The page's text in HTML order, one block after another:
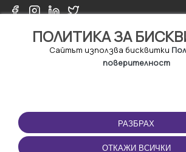
ПОЛИТИКА ЗА
Сайтът използва бисквитки
поверителност
РАЗБРАХ
ОТКАЖИ ВСИЧКИ
ПОЛЗВАНЕ
Правила и условия за
ползване